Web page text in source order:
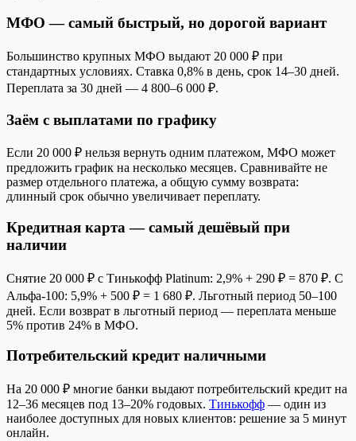
МФО — самый быстрый, но дорогой вариант
Большинство крупных МФО выдают 20 000 ₽ при
стандартных условиях. Ставка 0,8% в день, срок 14–30 дней.
Переплата за 30 дней — 4 800–6 000 ₽.
Заём с выплатами по графику
Если 20 000 ₽ нельзя вернуть одним платежом, МФО может
предложить график на несколько месяцев. Сравнивайте не
размер отдельного платежа, а общую сумму возврата:
длинный срок обычно увеличивает переплату.
Кредитная карта — самый дешёвый при
наличии
Снятие 20 000 ₽ с Тинькофф Platinum: 2,9% + 290 ₽ = 870 ₽. С
Альфа-100: 5,9% + 500 ₽ = 1 680 ₽. Льготный период 50–100
дней. Если возврат в льготный период — переплата меньше
5% против 24% в МФО.
Потребительский кредит наличными
На 20 000 ₽ многие банки выдают потребительский кредит на
12–36 месяцев под 13–20% годовых. Тинькофф — один из
наиболее доступных для новых клиентов: решение за 5 минут
онлайн.